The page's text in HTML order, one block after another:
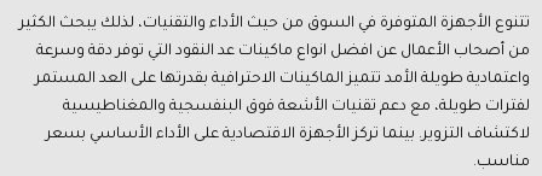
تتنوع الأجهزة المتوفرة في السوق من حيث الأداء والتقنيات، لذلك يبحث الكثير
من أصحاب الأعمال عن افضل انواع ماكينات عد النقود التي توفر دقة وسرعة
واعتمادية طويلة الأمد تتميز الماكينات الاحترافية بقدرتها على العد المستمر
لفترات طويلة، مع دعم تقنيات الأشعة فوق البنفسجية والمغناطيسية
لاكتشاف التزوير. بينما تركز الأجهزة الاقتصادية على الأداء الأساسي بسعر
مناسب.